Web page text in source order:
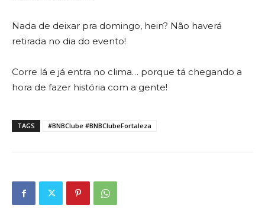
Nada de deixar pra domingo, hein? Não haverá
retirada no dia do evento!
Corre lá e já entra no clima… porque tá chegando a
hora de fazer história com a gente!
TAGS #BNBClube #BNBClubeFortaleza